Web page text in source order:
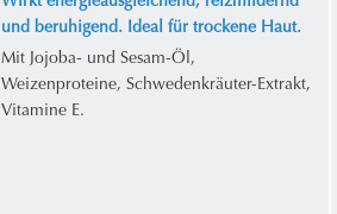
und beruhigend. Ideal für trockene Haut.
Mit Jojoba- und Sesam-Öl,
Weizenproteine, Schwedenkräuter-Extrakt,
Vitamine E.